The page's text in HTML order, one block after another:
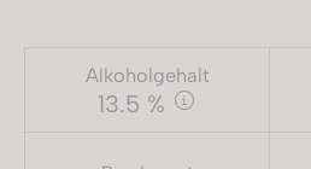
Alkoholgehalt
13.5 %